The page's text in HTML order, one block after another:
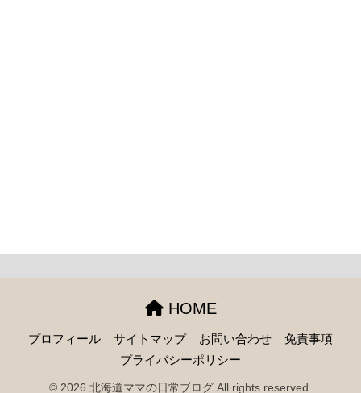
HOME
プロフィール サイトマップ お問い合わせ
免責事項
プライバシーポリシー
© 2026 北海道ママの日常ブログ All rights reserved.